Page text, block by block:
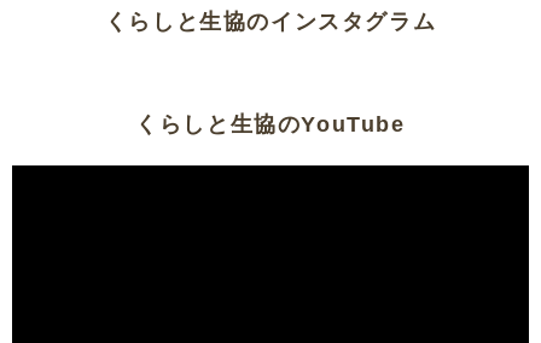
くらしと生協のインスタグラム
くらしと生協のYouTube